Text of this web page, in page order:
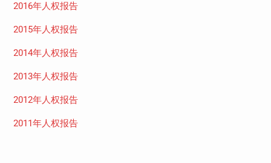
2016年人权报告
2015年人权报告
2014年人权报告
2013年人权报告
2012年人权报告
2011年人权报告